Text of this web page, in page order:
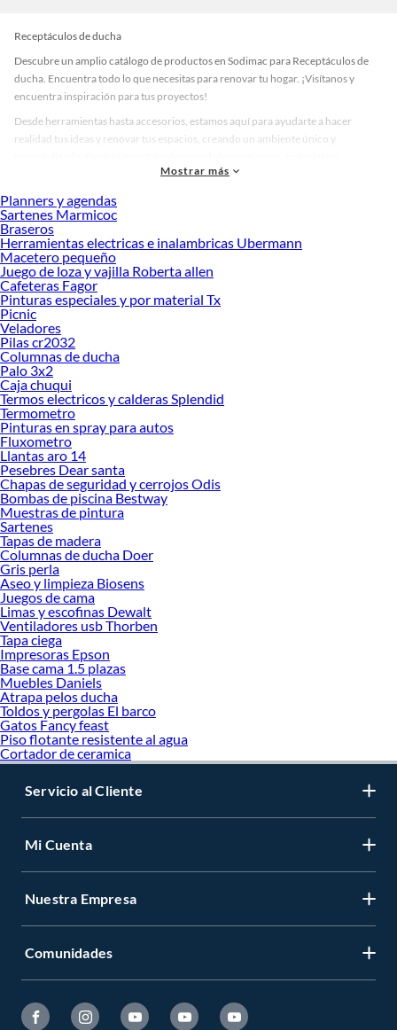
Receptáculos de ducha
Descubre un amplio catálogo de productos en Sodimac para Receptáculos de
ducha. Encuentra todo lo que necesitas para renovar tu hogar. ¡Visítanos y
encuentra inspiración para tus proyectos!
Desde herramientas hasta accesorios, estamos aquí para ayudarte a hacer
realidad tus ideas y renovar tus espacios, creando un ambiente único y
accesorios de calidad que te ayudarán a crear un espacio más tú.
Desde remodelaciones hasta proyectos de decoración, estamos aquí para hacer
tus ideas realidad. ¡Visítanos y encuentra todo lo que tenemos para ofrecerte en
Receptáculos de ducha!
Explora la variedad de productos de Receptáculos de ducha en Sodimac
Herramientas, materiales y accesorios de calidad para tus proyectos y
renovación de espacios. ¡Visítanos y descubre todo lo que tenemos para
ofrecerte!
Encuentra una amplia variedad de productos de Receptáculos de ducha en
Sodimac. Encuentra todo lo necesario para tus proyectos de renovación y
decoración. ¡Visítanos y haz tus ideas realidad!
Mostrar más
Planners y agendas
Sartenes Marmicoc
Braseros
Herramientas electricas e inalambricas Ubermann
Macetero pequeño
Juego de loza y vajilla Roberta allen
Cafeteras Fagor
Pinturas especiales y por material Tx
Picnic
Veladores
Pilas cr2032
Columnas de ducha
Palo 3x2
Caja chuqui
Termos electricos y calderas Splendid
Termometro
Pinturas en spray para autos
Fluxometro
Llantas aro 14
Pesebres Dear santa
Chapas de seguridad y cerrojos Odis
Bombas de piscina Bestway
Muestras de pintura
Sartenes
Tapas de madera
Columnas de ducha Doer
Gris perla
Aseo y limpieza Biosens
Juegos de cama
Limas y escofinas Dewalt
Ventiladores usb Thorben
Tapa ciega
Impresoras Epson
Base cama 1.5 plazas
Muebles Daniels
Atrapa pelos ducha
Toldos y pergolas El barco
Gatos Fancy feast
Piso flotante resistente al agua
Cortador de ceramica
Servicio al Cliente
Mi Cuenta
Nuestra Empresa
Comunidades